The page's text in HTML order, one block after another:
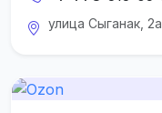
улица Сыганак, 2а